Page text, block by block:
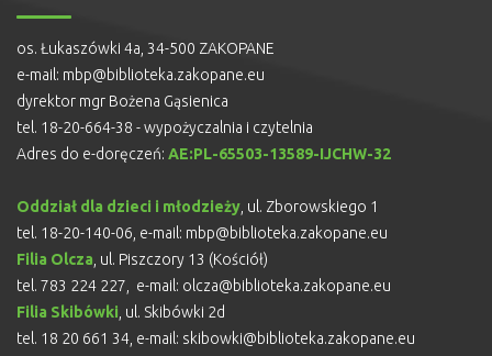
os. Łukaszówki 4a, 34-500 ZAKOPANE
e-mail: mbp@biblioteka.zakopane.eu
dyrektor mgr Bożena Gąsienica
tel. 18-20-664-38 - wypożyczalnia i czytelnia
Adres do e-doręczeń: AE:PL-65503-13589-IJCHW-32
Oddział dla dzieci i młodzieży, ul. Zborowskiego 1
tel. 18-20-140-06, e-mail: mbp@biblioteka.zakopane.eu
Filia Olcza, ul. Piszczory 13 (Kościół)
tel. 783 224 227, e-mail: olcza@biblioteka.zakopane.eu
Filia Skibówki, ul. Skibówki 2d
tel. 18 20 661 34, e-mail: skibowki@biblioteka.zakopane.eu